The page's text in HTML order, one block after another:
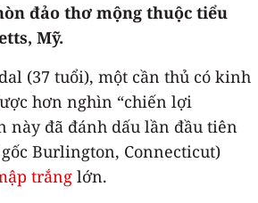
đảo thơ mộng thuộc tiểu
Mỹ.
(37 tuổi), một cần thủ có kinh
hơn nghìn “chiến lợi
này đã đánh dấu lần đầu tiên
Burlington, Connecticut)
trắng lớn.